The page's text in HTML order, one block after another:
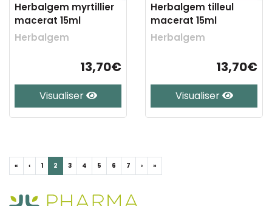
Herbalgem myrtillier
macerat 15ml
Herbalgem
13,70€
Visualiser
Herbalgem tilleul
macerat 15ml
Herbalgem
13,70€
Visualiser
« ‹ 1 2 3 4 5 6 7 › »